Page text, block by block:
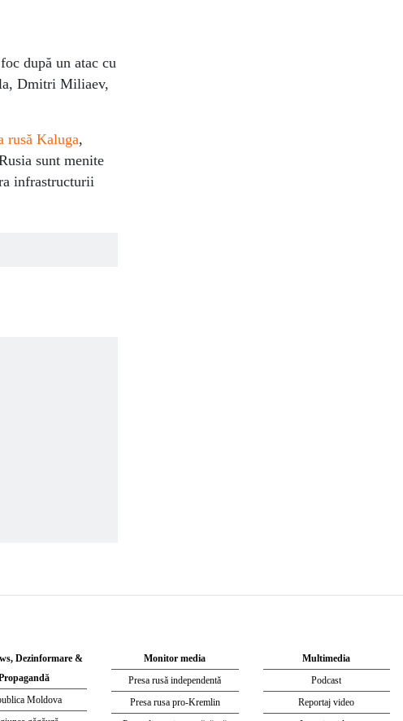
după un atac cu
Dmitri Miliaev,
rusă Kaluga,
sunt menite
infrastructurii
Dezinformare &
Moldova
Monitor media
Presa rusă independentă
Presa rusa pro-Kremlin
Multimedia
Podcast
Reportaj video